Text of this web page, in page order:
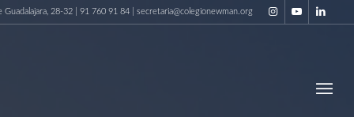
Guadalajara, 28-32 | 91 760 91 84 | secretaria@colegionewman.org